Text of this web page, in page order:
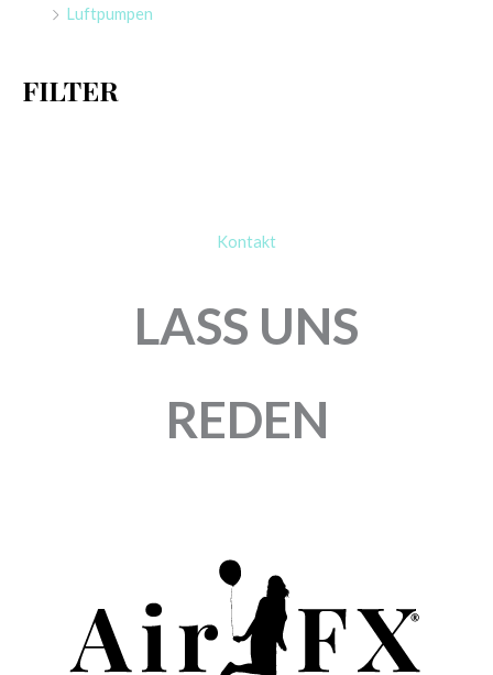
Luftpumpen
FILTER
Kontakt
LASS UNS
REDEN